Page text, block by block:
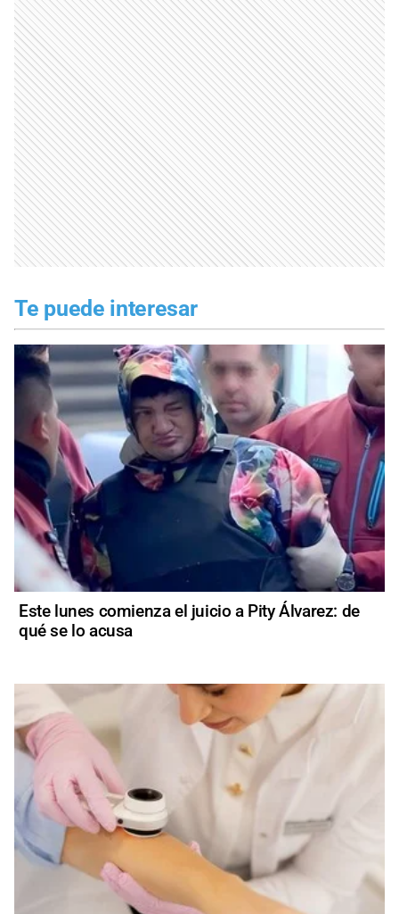
Te puede interesar
Este lunes comienza el juicio a Pity Álvarez: de
qué se lo acusa